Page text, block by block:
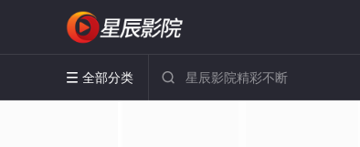
 全部分类 